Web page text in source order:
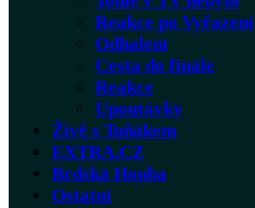
Reakce po Vyřazení
Odhalení
Cesta do finále
Reakce
Upoutávky
Živě s Tuňákem
EXTRA.CZ
Brdská Houba
Ostatní